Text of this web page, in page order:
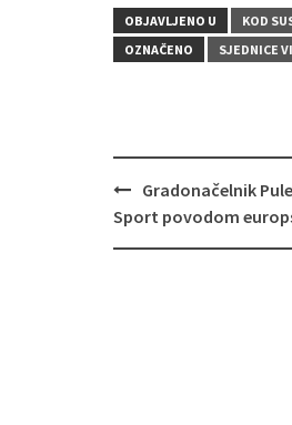
OBJAVLJENO U KOD
OZNAČENO
SJEDNICE
Navigacija
objava
Gradonačelnik
Sport povodom